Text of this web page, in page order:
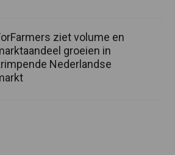
ziet volume en
groeien in
Nederlandse